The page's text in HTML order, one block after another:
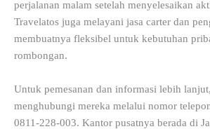
perjalanan malam setelah menyelesaikan
Travelatos juga melayani jasa carter dan
membuatnya fleksibel untuk kebutuhan
rombongan.
Untuk pemesanan dan informasi lebih
menghubungi mereka melalui nomor
0811-228-003. Kantor pusatnya berada di